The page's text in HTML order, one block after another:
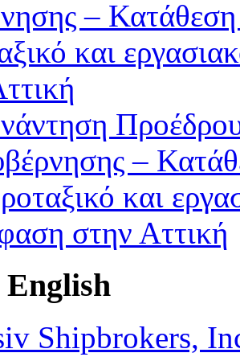
–
και
στην Αττική